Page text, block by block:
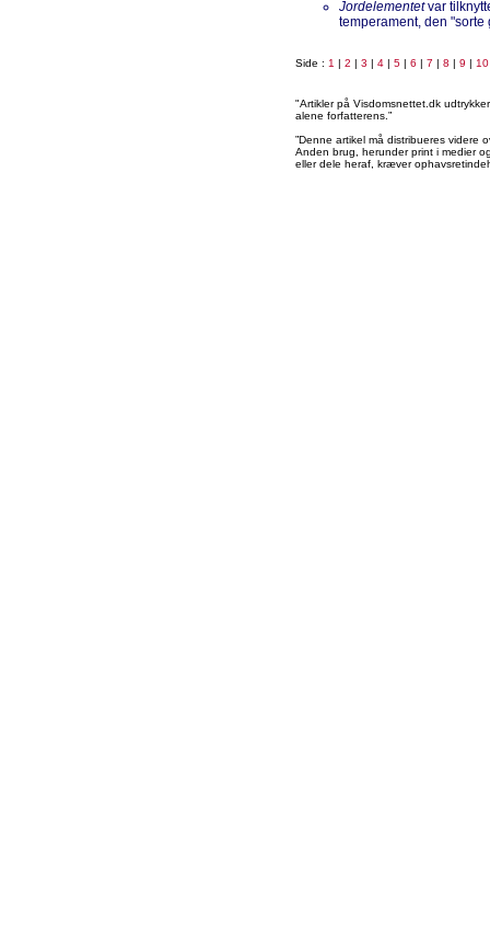
Jordelementetvar
temperament, den "sorte
Side : 1 | 2 | 3 | 4 | 5 | 6 | 7 | 8 | 9 | 10
"Artikler på Visdomsnettet.dk
alene forfatterens.”
”Denne artikel må distribueres videre
Anden brug, herunder print i medier
eller dele heraf, kræver